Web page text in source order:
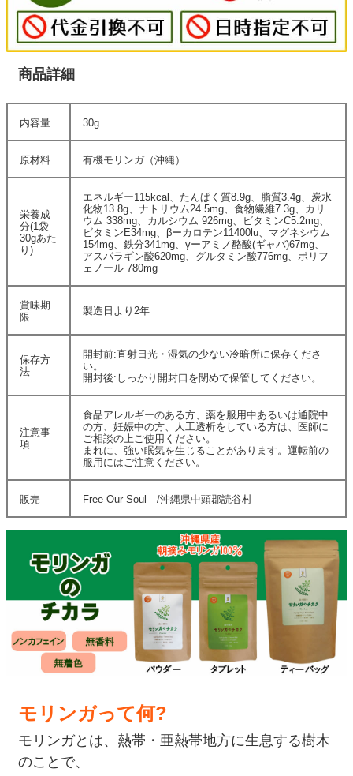
商品詳細
内容量 30g
原材料 有機モリンガ（沖縄）
栄養成
分(1袋
30gあた
り)
エネルギー115kcal、たんぱく質8.9g、脂質3.4g、炭水
化物13.8g、ナトリウム24.5mg、食物繊維7.3g、カリ
ウム 338mg、カルシウム 926mg、ビタミンC5.2mg、
ビタミンE34mg、βーカロテン11400lu、マグネシウム
154mg、鉄分341mg、γーアミノ酪酸(ギャバ)67mg、
アスパラギン酸620mg、グルタミン酸776mg、ポリフ
ェノール 780mg
賞味期
限
製造日より2年
保存方
法
開封前:直射日光・湿気の少ない冷暗所に保存くださ
い。
開封後:しっかり開封口を閉めて保管してください。
注意事
項
食品アレルギーのある方、薬を服用中あるいは通院中
の方、妊娠中の方、人工透析をしている方は、医師に
ご相談の上ご使用ください。
まれに、強い眠気を生じることがあります。運転前の
服用にはご注意ください。
販売 Free Our Soul /沖縄県中頭郡読谷村
モリンガって何?
モリンガとは、熱帯・亜熱帯地方に生息する樹木
のことで、